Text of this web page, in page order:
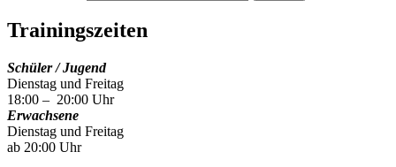
Trainingszeiten
Schüler / Jugend
Dienstag und Freitag
18:00 – 20:00 Uhr
Erwachsene
Dienstag und Freitag
ab 20:00 Uhr